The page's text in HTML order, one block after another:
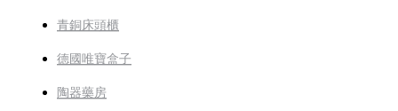
青銅床頭櫃
德國唯寶盒子
陶器藥房